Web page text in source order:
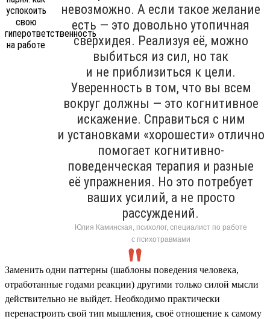
невозможно. А если такое желание
есть — это довольно утопичная
сверхидея. Реализуя её, можно
выбиться из сил, но так
и не приблизиться к цели.
Уверенность в том, что вы всем
вокруг должны — это когнитивное
искажение. Справиться с ним
и установками «хорошести» отлично
помогает когнитивно-
поведенческая терапия и разные
её упражнения. Но это потребует
ваших усилий, а не просто
рассуждений.
Юлия Каминская, психолог, специалист по работе
с психотравмами
Заменить одни паттерны (шаблоны поведения человека,
отработанные годами реакции) другими только силой мысли
действительно не выйдет. Необходимо практически
перенастроить свой тип мышления, своё отношение к самому